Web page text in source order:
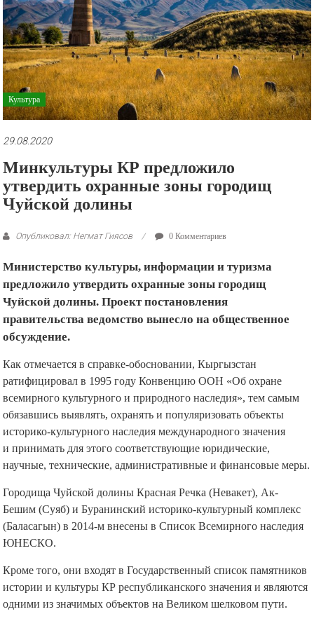
рекламные
ролики
и
презентации.
Культура
29.08.2020
Минкультуры КР предложило
утвердить охранные зоны городищ
Чуйской долины
Опубликовал: Негмат Гиясов 0 Комментариев
Министерство культуры, информации и туризма
предложило утвердить охранные зоны городищ
Чуйской долины. Проект постановления
правительства ведомство вынесло на общественное
обсуждение.
Как отмечается в справке-обосновании, Кыргызстан
ратифицировал в 1995 году Конвенцию ООН «Об охране
всемирного культурного и природного наследия», тем самым
обязавшись выявлять, охранять и популяризовать объекты
историко-культурного наследия международного значения
и принимать для этого соответствующие юридические,
научные, технические, административные и финансовые меры.
Городища Чуйской долины Красная Речка (Невакет), Ак-
Бешим (Суяб) и Буранинский историко-культурный комплекс
(Баласагын) в 2014-м внесены в Список Всемирного наследия
ЮНЕСКО.
Кроме того, они входят в Государственный список памятников
истории и культуры КР республиканского значения и являются
одними из значимых объектов на Великом шелковом пути.